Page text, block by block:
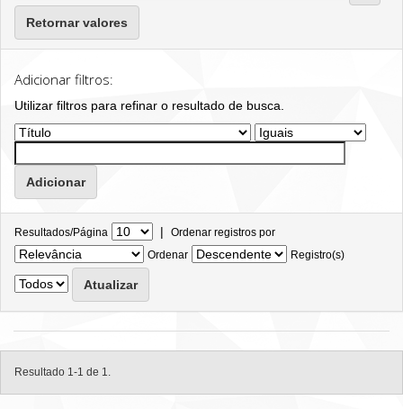
Retornar valores
Adicionar filtros:
Utilizar filtros para refinar o resultado de busca.
Resultados/Página | Ordenar registros por
Ordenar
Registro(s)
Resultado 1-1 de 1.